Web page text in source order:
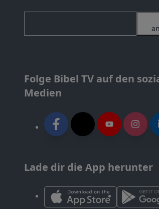
Folge Bibel TV auf den
Medien
Lade dir die App herunter